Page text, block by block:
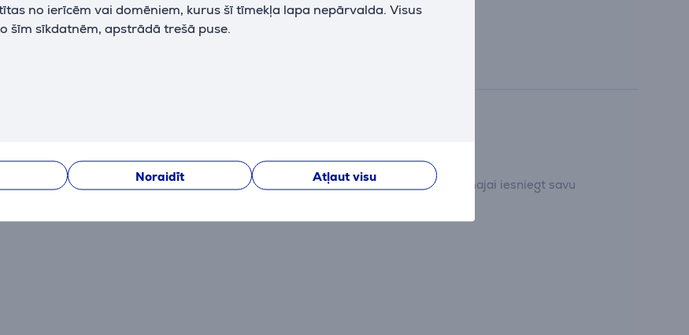
no ierīcēm vai domēniem, kurus šī tīmekļa lapa nepārvalda. Visus
šīm sīkdatnēm, apstrādā trešā puse.
Noraidīt Atļaut visu
Pašlaik nav nevienas atsauksmes.
Pēc pirkuma veikšanas Jums būs iespēja dot savu ieguldījumu un pirmajam/pirmajai iesniegt savu